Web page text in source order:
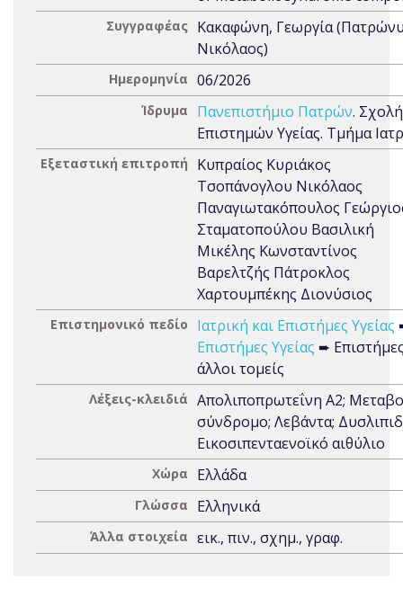
Συγγραφέας Κακαφώνη, Γεωργία
Νικόλαος)
Ημερομηνία 06/2026
Ίδρυμα Πανεπιστήμιο Πατρών. Σχολή
Επιστημών Υγείας. Τμήμα
Εξεταστική επιτροπή
Κυπραίος Κυριάκος
Τσοπάνογλου Νικόλαος
Παναγιωτακόπουλος
Σταματοπούλου Βασιλική
Μικέλης Κωνσταντίνος
Βαρελτζής Πάτροκλος
Χαρτουμπέκης Διονύσιος
Επιστημονικό πεδίο Ιατρική και Επιστήμες Υγείας
Επιστήμες Υγείας ➨
άλλοι τομείς
Λέξεις-κλειδιά Απολιποπρωτεΐνη A2;
σύνδρομο; Λεβάντα;
Eικοσιπενταενοϊκό αιθύλιο
Χώρα Ελλάδα
Γλώσσα Ελληνικά
Άλλα στοιχεία εικ., πιν., σχημ., γραφ.